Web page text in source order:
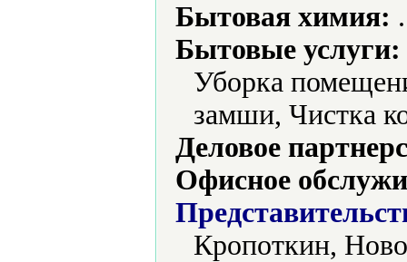
Бытовая химия: .
Бытовые услуги:
Уборка
замши, Чистка
Деловое
Офисное
Кропоткин,